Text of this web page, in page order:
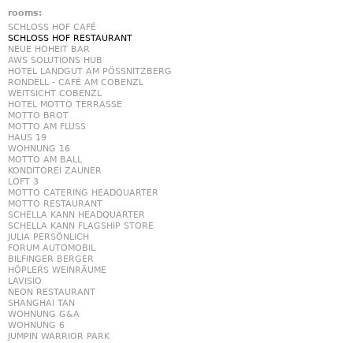
rooms:
SCHLOSS HOF CAFÉ
SCHLOSS HOF RESTAURANT
NEUE HOHEIT BAR
AWS SOLUTIONS HUB
HOTEL LANDGUT AM PÖSSNITZBERG
RONDELL - CAFÉ AM COBENZL
WEITSICHT COBENZL
HOTEL MOTTO TERRASSE
MOTTO BROT
MOTTO AM FLUSS
HAUS 19
WOHNUNG 16
MOTTO AM BALL
KONDITOREI ZAUNER
LOFT 3
MOTTO CATERING HEADQUARTER
MOTTO RESTAURANT
SCHELLA KANN HEADQUARTER
SCHELLA KANN FLAGSHIP STORE
JULIA PERSÖNLICH
FORUM AUTOMOBIL
BILFINGER BERGER
HÖPLERS WEINRÄUME
LAVISIO
NEON RESTAURANT
SHANGHAI TAN
WOHNUNG G&A
WOHNUNG 6
JUMPIN WARRIOR PARK